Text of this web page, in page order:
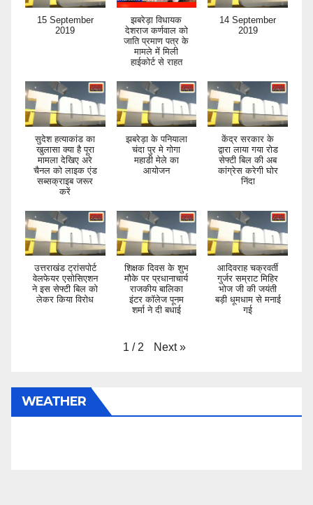
15 September
2019
झबरेड़ा विधायक
देशराज कर्णवाल को
जाति प्रमाण पत्र के
मामले में मिली
हाईकोर्ट से राहत
14 September
2019
सुदेश हत्याकांड का
खुलासा क्या है पूरा
मामला देखिए अरे
चैनल को लाइक एंड
सब्सक्राइब जरूर
करें
झबरेड़ा के पनियाला
चंदा पुर मे गोगा
महाडी मेले का
आयोजन
केंद्र सरकार के
द्वारा लाया गया रोड
सेफ्टी बिल की अब
कांग्रेस करेगी घोर
निंदा
उत्तराखंड ट्रांसपोर्ट
वेलफेयर एसोसिएशन
ने इस सेफ्टी बिल को
लेकर किया विरोध
शिक्षक दिवस के शुभ
मौके पर प्रधानाचार्य
राजकीय बालिका
इंटर कॉलेज पूनम
शर्मा ने दी बधाई
आदिवराह चक्रवर्ती
गुर्जर सम्राट मिहिर
भोज जी की जयंती
बड़ी धूमधाम से मनाई
गई
1 / 2 Next »
WEATHER